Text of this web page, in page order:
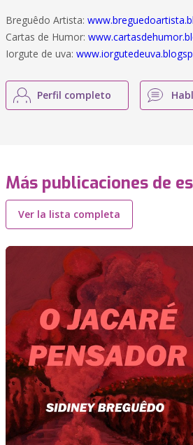
Breguêdo Artista:
Cartas de Humor:
Iorgute de uva:
Perfil completo
Más publicaciones de
Ver la lista completa